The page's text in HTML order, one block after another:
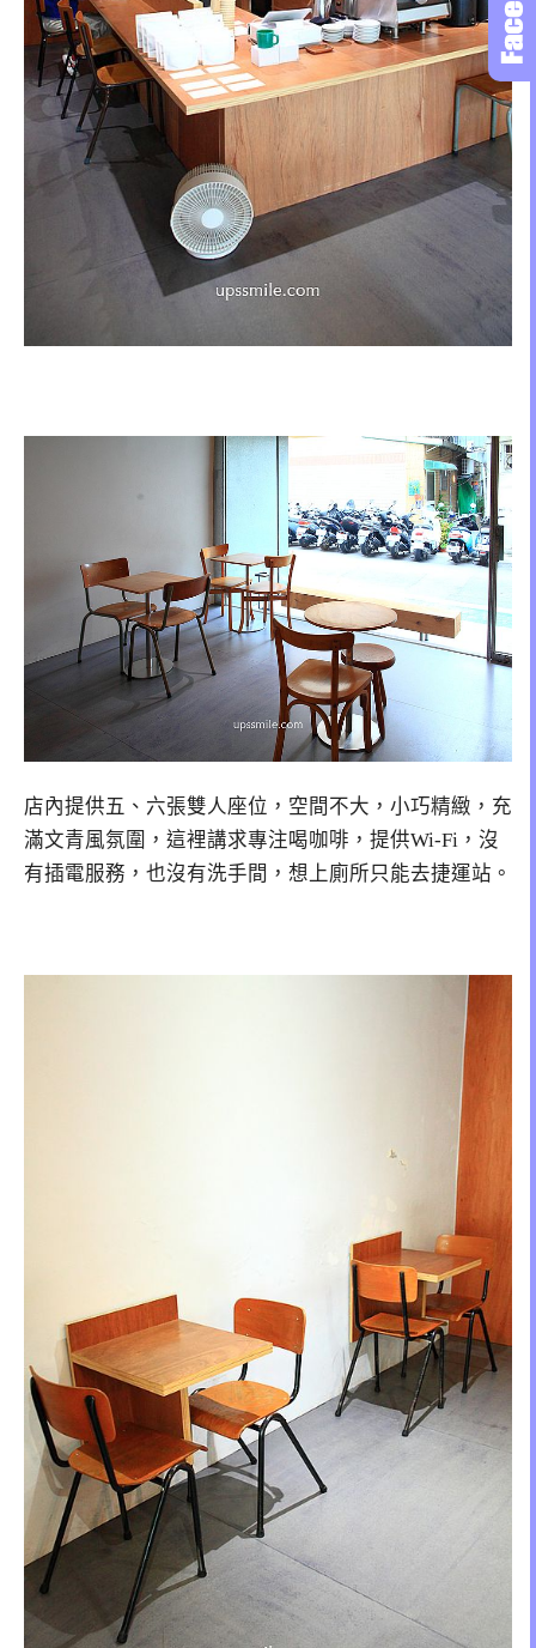
店內提供五、六張雙人座位，空間不大，小巧精緻，充
滿文青風氛圍，這裡講求專注喝咖啡，提供Wi-Fi，沒
有插電服務，也沒有洗手間，想上廁所只能去捷運站。